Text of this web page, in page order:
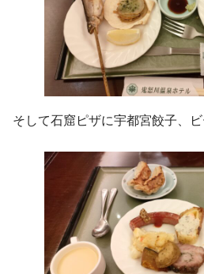
そして石窟ピザに宇都宮餃子、